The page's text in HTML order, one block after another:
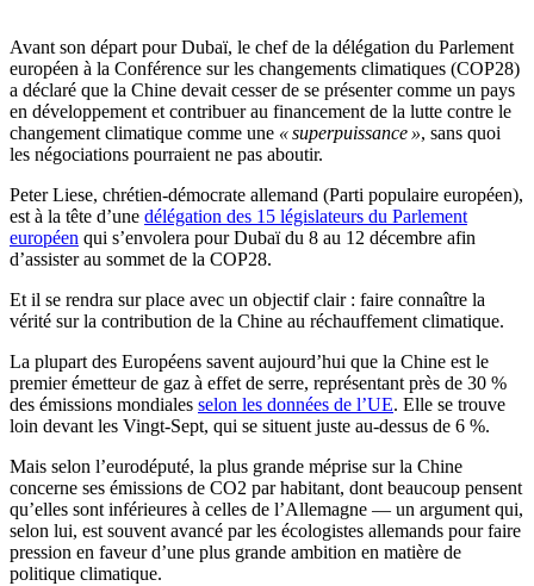
Avant son départ pour Dubaï, le chef de la délégation du Parlement
européen à la Conférence sur les changements climatiques (COP28)
a déclaré que la Chine devait cesser de se présenter comme un pays
en développement et contribuer au financement de la lutte contre le
changement climatique comme une « superpuissance », sans quoi
les négociations pourraient ne pas aboutir.
Peter Liese, chrétien-démocrate allemand (Parti populaire européen),
est à la tête d’une délégation des 15 législateurs du Parlement
européen qui s’envolera pour Dubaï du 8 au 12 décembre afin
d’assister au sommet de la COP28.
Et il se rendra sur place avec un objectif clair : faire connaître la
vérité sur la contribution de la Chine au réchauffement climatique.
La plupart des Européens savent aujourd’hui que la Chine est le
premier émetteur de gaz à effet de serre, représentant près de 30 %
des émissions mondiales selon les données de l’UE. Elle se trouve
loin devant les Vingt-Sept, qui se situent juste au-dessus de 6 %.
Mais selon l’eurodéputé, la plus grande méprise sur la Chine
concerne ses émissions de CO2 par habitant, dont beaucoup pensent
qu’elles sont inférieures à celles de l’Allemagne — un argument qui,
selon lui, est souvent avancé par les écologistes allemands pour faire
pression en faveur d’une plus grande ambition en matière de
politique climatique.